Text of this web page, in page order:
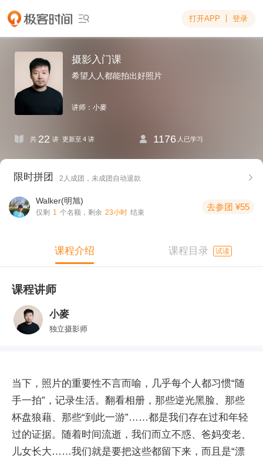
 打开APP 登录
摄影入门课
希望人人都能拍出好照片
讲师：小麥
共 22 讲 更新至 4 讲  1176 人已学习
限时拼团 2人成团， 未成团自动退款 
Walker(明旭)
仅剩 1 个名额，剩余 23小时 结束
去参团 ¥55
课程介绍 课程目录 试读
课程讲师
小麥
独立摄影师
当下，照片的重要性不言而喻，几乎每个人都习惯“随
手一拍”，记录生活。翻看相册，那些逆光黑脸、那些
杯盘狼藉、那些“到此一游”……都是我们存在过和年轻
过的证据。随着时间流逝，我们而立不惑、爸妈变老、
儿女长大……我们就是要把这些都留下来，而且是“漂